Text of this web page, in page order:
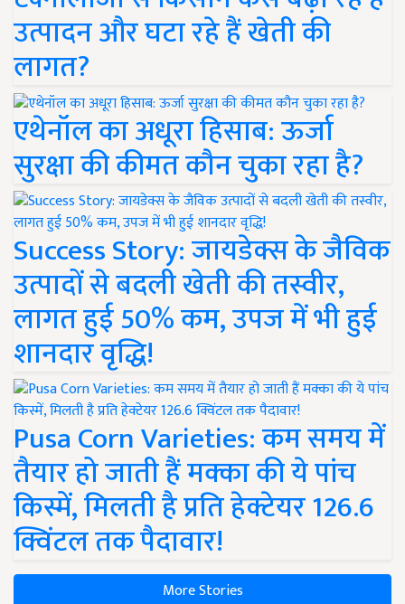
उत्पादन और घटा रहे हैं खेती की
लागत?
एथेनॉल का अधूरा हिसाब: ऊर्जा
सुरक्षा की कीमत कौन चुका रहा है?
Success Story: जायडेक्स के जैविक
उत्पादों से बदली खेती की तस्वीर,
लागत हुई 50% कम, उपज में भी हुई
शानदार वृद्धि!
Pusa Corn Varieties: कम समय में
तैयार हो जाती हैं मक्का की ये पांच
किस्में, मिलती है प्रति हेक्टेयर 126.6
क्विंटल तक पैदावार!
More Stories